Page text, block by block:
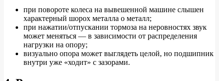
при повороте колеса на вывешенной машине слышен
характерный шорох металла о металл;
при нажатии/отпускании тормоза на неровностях звук
может меняться — в зависимости от распределения
нагрузки на опору;
визуально опора может выглядеть целой, но подшипник
внутри уже «ходит» с зазорами.